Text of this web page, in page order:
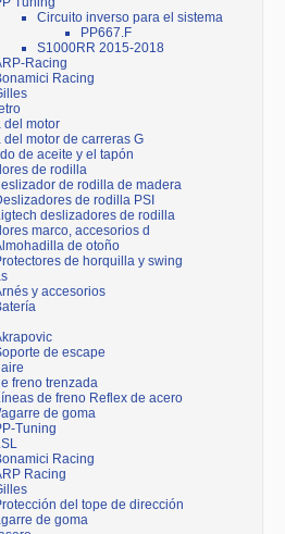
Circuito inverso para el sistema
PP667.F
S1000RR 2015-2018
Racing
Racing
del motor
del motor de carreras G
de aceite y el tapón
de rodilla
de rodilla de madera
de rodilla PSI
deslizadores de rodilla
marco, accesorios d
de otoño
de horquilla y swing
y accesorios
de escape
freno trenzada
de freno Reflex de acero
de goma
Tuning
Racing
Racing
del tope de dirección
de goma